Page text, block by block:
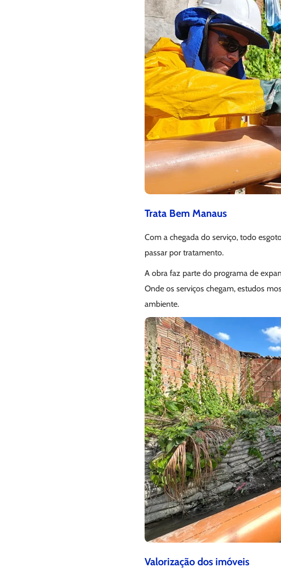
Trata Bem Manaus
Com a chegada do serviço, todo
passar por tratamento.
A obra faz parte do programa de
Onde os serviços chegam, estudos
ambiente.
Valorização dos imóveis